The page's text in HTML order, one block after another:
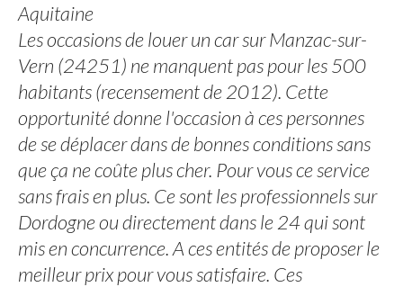
Aquitaine
Les occasions de louer un car sur Manzac-sur-
Vern (24251) ne manquent pas pour les 500
habitants (recensement de 2012). Cette
opportunité donne l'occasion à ces personnes
de se déplacer dans de bonnes conditions sans
que ça ne coûte plus cher. Pour vous ce service
sans frais en plus. Ce sont les professionnels sur
Dordogne ou directement dans le 24 qui sont
mis en concurrence. A ces entités de proposer le
meilleur prix pour vous satisfaire. Ces